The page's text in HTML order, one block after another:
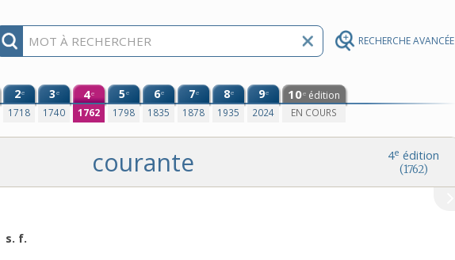
RECHERCHE AVANCÉE
2e
1718
3e
1740
4e
1762
5e
1798
6e
1835
7e
1878
8e
1935
9e
2024
10e édition
EN COURS
4e édition
(1762)
courante
s. f.